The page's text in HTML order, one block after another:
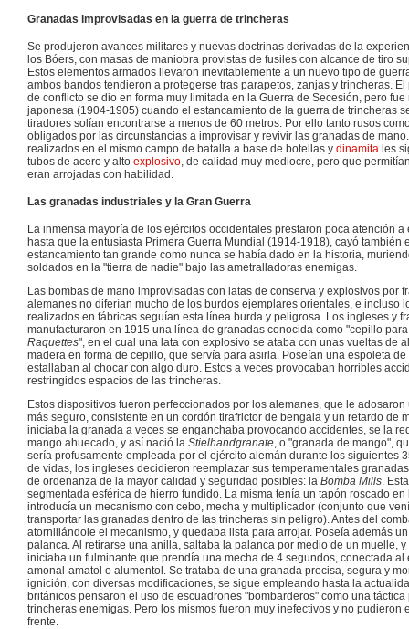
Granadas improvisadas en la guerra de trincheras
Se produjeron avances militares y nuevas doctrinas derivadas de la
los Bóers, con masas de maniobra provistas de fusiles con alcance de tiro
Estos elementos armados llevaron inevitablemente a un nuevo tipo de
ambos bandos tendieron a protegerse tras parapetos, zanjas y trincheras.
de conflicto se dio en forma muy limitada en la Guerra de Secesión, pero
japonesa (1904-1905) cuando el estancamiento de la guerra de trincheras
tiradores solían encontrarse a menos de 60 metros. Por ello tanto rusos
obligados por las circunstancias a improvisar y revivir las granadas de
realizados en el mismo campo de batalla a base de botellas y dinamita les
tubos de acero y alto explosivo, de calidad muy mediocre, pero que
eran arrojadas con habilidad.
Las granadas industriales y la Gran Guerra
La inmensa mayoría de los ejércitos occidentales prestaron poca atención a
hasta que la entusiasta Primera Guerra Mundial (1914-1918), cayó también
estancamiento tan grande como nunca se había dado en la historia,
soldados en la "tierra de nadie" bajo las ametralladoras enemigas.
Las bombas de mano improvisadas con latas de conserva y explosivos por
alemanes no diferían mucho de los burdos ejemplares orientales, e incluso
realizados en fábricas seguían esta línea burda y peligrosa. Los ingleses y
manufacturaron en 1915 una línea de granadas conocida como "cepillo
Raquettes", en el cual una lata con explosivo se ataba con unas vueltas de
madera en forma de cepillo, que servía para asirla. Poseían una espoleta
estallaban al chocar con algo duro. Estos a veces provocaban horribles
restringidos espacios de las trincheras.
Estos dispositivos fueron perfeccionados por los alemanes, que le
más seguro, consistente en un cordón tirafrictor de bengala y un retardo de
iniciaba la granada a veces se enganchaba provocando accidentes, se la
mango ahuecado, y así nació la Stielhandgranate , o "granada de mango",
sería profusamente empleada por el ejército alemán durante los siguientes
de vidas, los ingleses decidieron reemplazar sus temperamentales
de ordenanza de la mayor calidad y seguridad posibles: la Bomba Mills .
segmentada esférica de hierro fundido. La misma tenía un tapón roscado
introducía un mecanismo con cebo, mecha y multiplicador (conjunto que
transportar las granadas dentro de las trincheras sin peligro). Antes del
atornillándole el mecanismo, y quedaba lista para arrojar. Poseía además
palanca. Al retirarse una anilla, saltaba la palanca por medio de un muelle,
iniciaba un fulminante que prendía una mecha de 4 segundos, conectada
amonal-amatol o alumentol. Se trataba de una granada precisa, segura y
ignición, con diversas modificaciones, se sigue empleando hasta la
británicos pensaron el uso de escuadrones "bombarderos" como una
trincheras enemigas. Pero los mismos fueron muy inefectivos y no pudieron
frente.